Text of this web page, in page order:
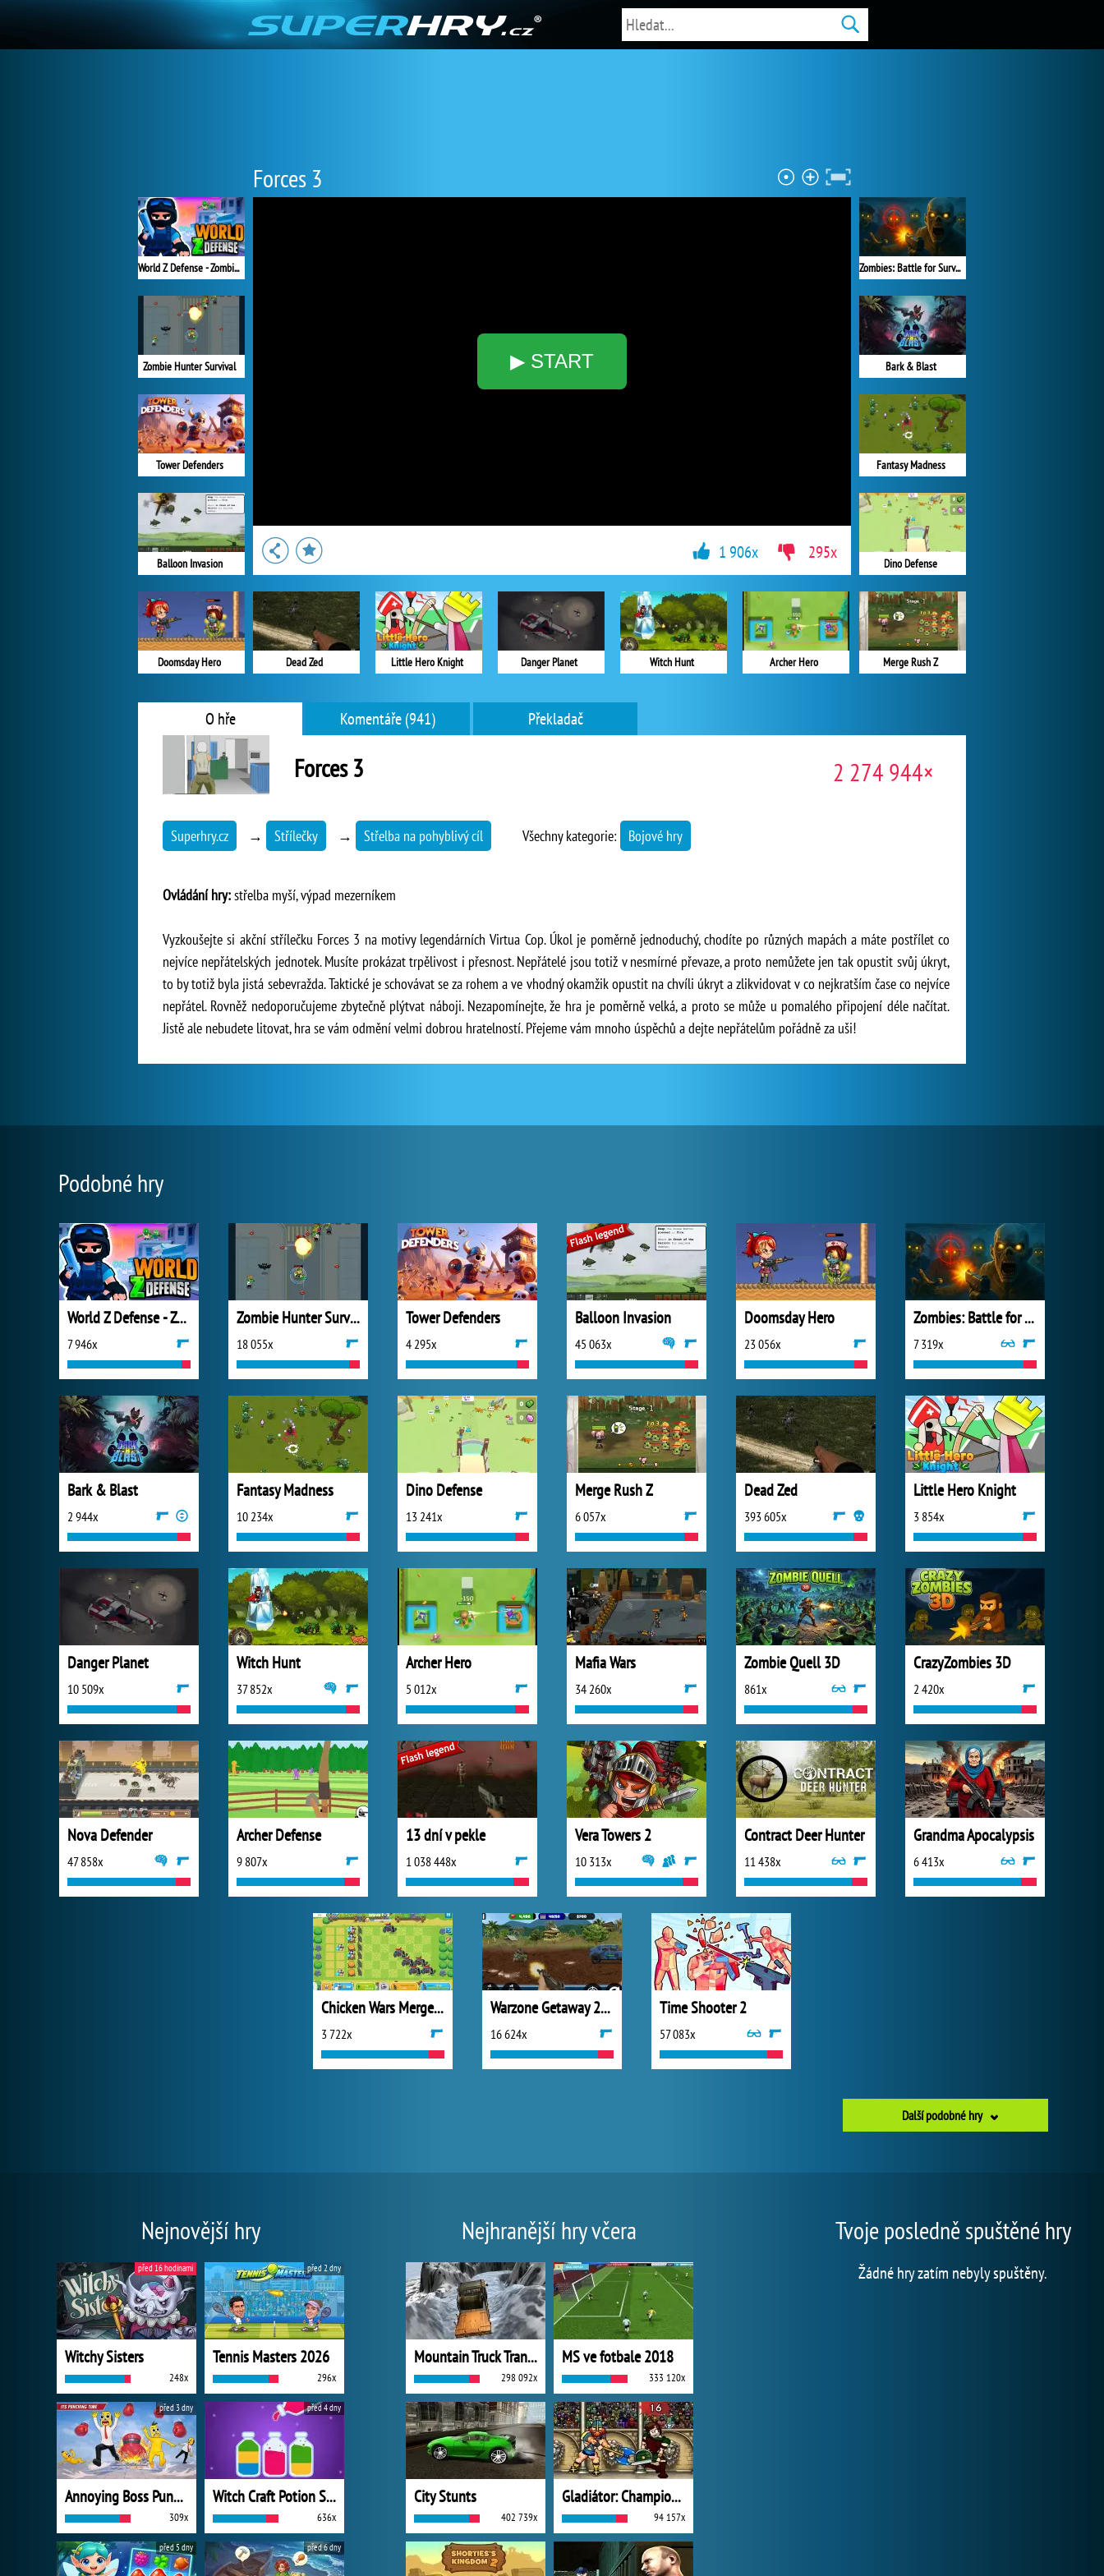
Forces 3
▶ START
World Z Defense - Zombie Defense
Zombie Hunter Survival
Tower Defenders
Balloon Invasion
Doomsday Hero
Zombies: Battle for Survival
Bark & Blast
Fantasy Madness
Dino Defense
Merge Rush Z
Dead Zed Little Hero Knight Danger Planet Witch Hunt Archer Hero
1 906x 295x
O hře Komentáře (941) Překladač
Forces 3 2 274 944×
Superhry.cz → Střílečky → Střelba na pohyblivý cíl Všechny kategorie: Bojové hry
Ovládání hry:střelba myší, výpad mezerníkem
Vyzkoušejte si akční střílečku Forces 3 na motivy legendárních Virtua Cop. Úkol je poměrně jednoduchý, chodíte po různých mapách a máte postřílet co
nejvíce nepřátelských jednotek. Musíte prokázat trpělivost i přesnost. Nepřátelé jsou totiž v nesmírné převaze, a proto nemůžete jen tak opustit svůj úkryt,
to by totiž byla jistá sebevražda. Taktické je schovávat se za rohem a ve vhodný okamžik opustit na chvíli úkryt a zlikvidovat v co nejkratším čase co nejvíce
nepřátel. Rovněž nedoporučujeme zbytečně plýtvat náboji. Nezapomínejte, že hra je poměrně velká, a proto se může u pomalého připojení déle načítat.
Jistě ale nebudete litovat, hra se vám odmění velmi dobrou hratelností. Přejeme vám mnoho úspěchů a dejte nepřátelům pořádně za uši!
Podobné hry
World Z Defense - Zombie Defense
7 946x
Zombie Hunter Survival
18 055x
Tower Defenders
4 295x
Balloon Invasion
45 063x
Doomsday Hero
23 056x
Zombies: Battle for Survival
7 319x
Bark & Blast
2 944x
Fantasy Madness
10 234x
Dino Defense
13 241x
Merge Rush Z
6 057x
Dead Zed
393 605x
Little Hero Knight
3 854x
Danger Planet
10 509x
Witch Hunt
37 852x
Archer Hero
5 012x
Mafia Wars
34 260x
Zombie Quell 3D
861x
CrazyZombies 3D
2 420x
Nova Defender
47 858x
Archer Defense
9 807x
13 dní v pekle
1 038 448x
Vera Towers 2
10 313x
Contract Deer Hunter
11 438x
Grandma Apocalypsis
6 413x
Chicken Wars Merge Connect
3 722x
Warzone Getaway 2020
16 624x
Time Shooter 2
57 083x
Další podobné hry
Nejnovější hry
Witchy Sisters
248x
před 16 hodinami
Tennis Masters 2026
296x
před 2 dny
Annoying Boss Punch Game
309x
před 3 dny
Witch Craft Potion Sort
636x
před 4 dny
před 5 dny před 6 dny
Nejhranější hry včera
Mountain Truck Transport
298 092x
MS ve fotbale 2018
333 120x
City Stunts
402 739x
Gladiátor: Champions Sprint
94 157x
Tvoje posledně spuštěné hry
Žádné hry zatím nebyly spuštěny.